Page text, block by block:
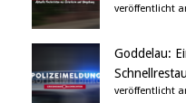
veröffentlicht
Goddelau:
veröffentlicht